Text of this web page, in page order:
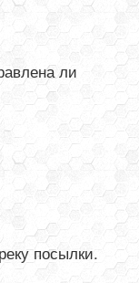
ли
посылки.